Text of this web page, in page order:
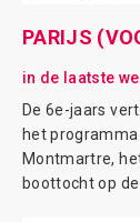
PARIJS
in de laatste
De 6e-jaars
het
Montmartre,
boottocht op de